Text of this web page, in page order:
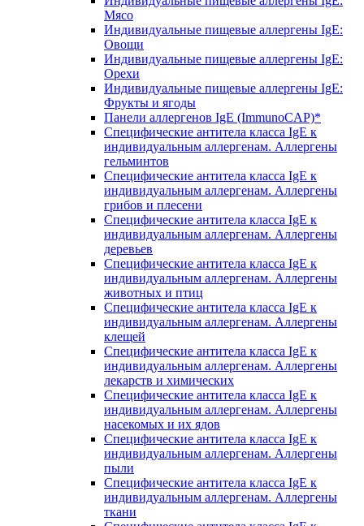
Мясо
Индивидуальные пищевые аллергены IgE:
Овощи
Индивидуальные пищевые аллергены IgE:
Орехи
Индивидуальные пищевые аллергены IgE:
Фрукты и ягоды
Панели аллергенов IgE (ImmunoCAP)*
Специфические антитела класса IgE к
индивидуальным аллергенам. Аллергены
гельминтов
Специфические антитела класса IgE к
индивидуальным аллергенам. Аллергены
грибов и плесени
Специфические антитела класса IgE к
индивидуальным аллергенам. Аллергены
деревьев
Специфические антитела класса IgE к
индивидуальным аллергенам. Аллергены
животных и птиц
Специфические антитела класса IgE к
индивидуальным аллергенам. Аллергены
клещей
Специфические антитела класса IgE к
индивидуальным аллергенам. Аллергены
лекарств и химических
Специфические антитела класса IgE к
индивидуальным аллергенам. Аллергены
насекомых и их ядов
Специфические антитела класса IgE к
индивидуальным аллергенам. Аллергены
пыли
Специфические антитела класса IgE к
индивидуальным аллергенам. Аллергены
ткани